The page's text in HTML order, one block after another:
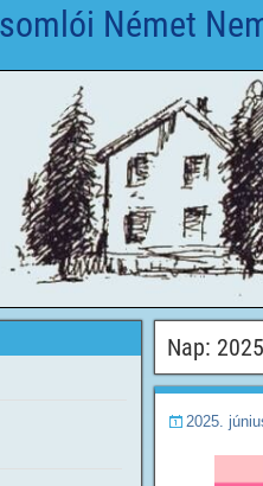
Német
Nap:
2025.